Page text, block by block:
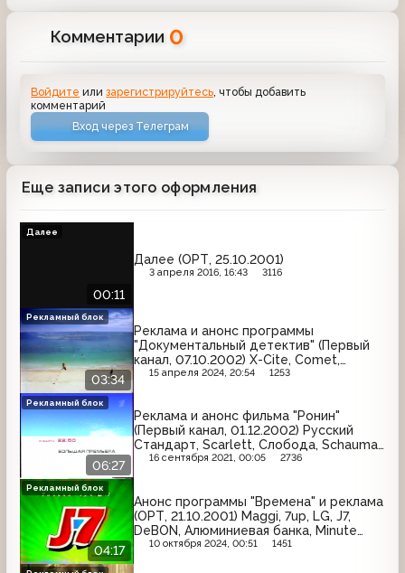
Комментарии 0
Войдите илизарегистрируйтесь , чтобы добавить
комментарий
Вход через Телеграм
Еще записи этого оформления
00:11
Далее (ОРТ, 25.10.2001)
3 апреля 2016, 16:43 3116
Далее
03:34
Реклама и анонс программы
"Документальный детектив" (Первый
канал, 07.10.2002) X-Cite, Comet,
Coldrex, Tide, Билайн GSM, Milagro,
15 апреля 2024, 20:54 1253
Рекламный блок
06:27
Реклама и анонс фильма "Ронин"
(Первый канал, 01.12.2002) Русский
Стандарт, Scarlett, Слобода, Schauma,
Wella, Чемпион, Весёлый молочник,
16 сентября 2021, 00:05 2736
Рекламный блок
04:17
Анонс программы "Времена" и реклама
(ОРТ, 21.10.2001) Maggi, 7up, LG, J7,
DeBON, Алюминиевая банка, Minute
Maid10 октября 2024, 00:51 1451
Рекламный блок